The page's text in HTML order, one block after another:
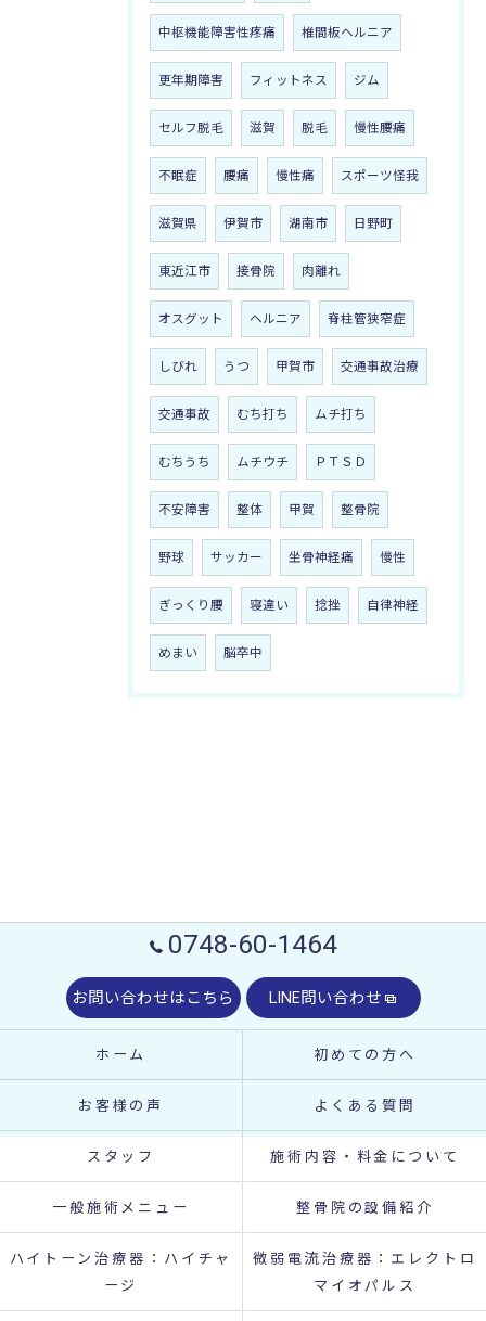
中枢機能障害性疼痛 椎間板ヘルニア
更年期障害 フィットネス ジム
セルフ脱毛 滋賀 脱毛 慢性腰痛
不眠症 腰痛 慢性痛 スポーツ怪我
滋賀県 伊賀市 湖南市 日野町
東近江市 接骨院 肉離れ
オスグット ヘルニア 脊柱管狭窄症
しびれ うつ 甲賀市 交通事故治療
交通事故 むち打ち ムチ打ち
むちうち ムチウチ ＰＴＳＤ
不安障害 整体 甲賀 整骨院
野球 サッカー 坐骨神経痛 慢性
ぎっくり腰 寝違い 捻挫 自律神経
めまい 脳卒中
0748-60-1464
お問い合わせはこちら LINE問い合わせ
ホーム 初めての方へ
お客様の声 よくある質問
スタッフ 施術内容・料金について
一般施術メニュー 整骨院の設備紹介
ハイトーン治療器：ハイチャ
ージ
微弱電流治療器：エレクトロ
マイオパルス